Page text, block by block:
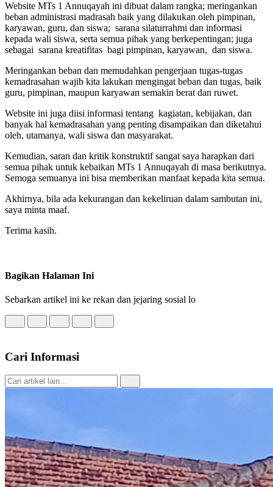
Website MTs 1 Annuqayah ini dibuat dalam rangka; meringankan
beban administrasi madrasah baik yang dilakukan oleh pimpinan,
karyawan, guru, dan siswa; sarana silaturrahmi dan informasi
kepada wali siswa, serta semua pihak yang berkepentingan; juga
sebagai sarana kreatifitas bagi pimpinan, karyawan, dan siswa.
Meringankan beban dan memudahkan pengerjaan tugas-tugas
kemadrasahan wajib kita lakukan mengingat beban dan tugas, baik
guru, pimpinan, maupun karyawan semakin berat dan ruwet.
Website ini juga diisi informasi tentang kagiatan, kebijakan, dan
banyak hal kemadrasahan yang penting disampaikan dan diketahui
oleh, utamanya, wali siswa dan masyarakat.
Kemudian, saran dan kritik konstruktif sangat saya harapkan dari
semua pihak untuk kebaikan MTs 1 Annuqayah di masa berikutnya.
Semoga semuanya ini bisa memberikan manfaat kepada kita semua.
Akhirnya, bila ada kekurangan dan kekeliruan dalam sambutan ini,
saya minta maaf.
Terima kasih.
Bagikan Halaman Ini
Sebarkan artikel ini ke rekan dan jejaring sosial lo
Cari Informasi